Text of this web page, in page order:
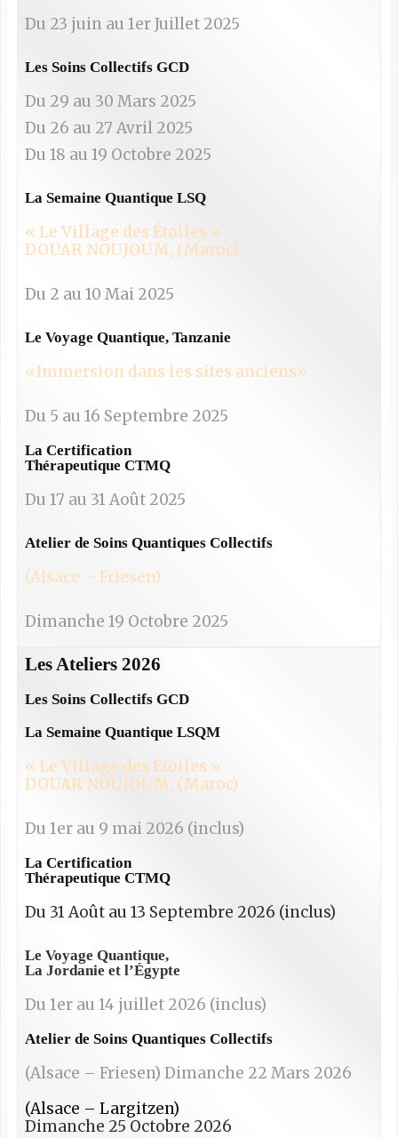
Du 23 juin au 1er Juillet 2025
Les Soins Collectifs GCD
Du 29 au 30 Mars 2025
Du 26 au 27 Avril 2025
Du 18 au 19 Octobre 2025
La Semaine Quantique LSQ
« Le Village des Étoiles »
DOUAR NOUJOUM, (Maroc)
Du 2 au 10 Mai 2025
Le Voyage Quantique, Tanzanie
«Immersion dans les sites anciens»
Du 5 au 16 Septembre 2025
La Certification
Thérapeutique CTMQ
Du 17 au 31 Août 2025
Atelier de Soins Quantiques Collectifs
(Alsace – Friesen)​
Dimanche 19 Octobre 2025
Les Ateliers 2026
Les Soins Collectifs GCD
La Semaine Quantique LSQM
« Le Village des Étoiles »
DOUAR NOUJOUM, (Maroc)
Du 1er au 9 mai 2026 (inclus)
La Certification
Thérapeutique CTMQ
Du 31 Août au 13 Septembre 2026 (inclus)
Le Voyage Quantique,
La Jordanie et l’Égypte
Du 1er au 14 juillet 2026 (inclus)
Atelier de Soins Quantiques Collectifs
(Alsace – Friesen) Dimanche 22 Mars 2026
(Alsace – Largitzen)
Dimanche 25 Octobre 2026